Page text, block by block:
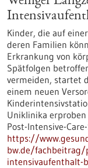
Kinder, die auf
deren Familien
Erkrankung von
Spätfolgen
vermeiden, startet
einem neuen
Uniklinika
Post-Intensive-
https://
bw.de/fachbeitrag/
intensivaufenthalt-